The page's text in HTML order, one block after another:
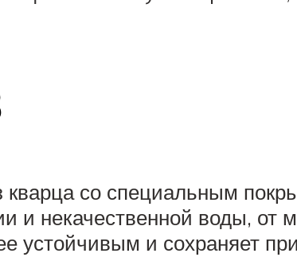
кварца со специальным
и некачественной воды, от
устойчивым и сохраняет